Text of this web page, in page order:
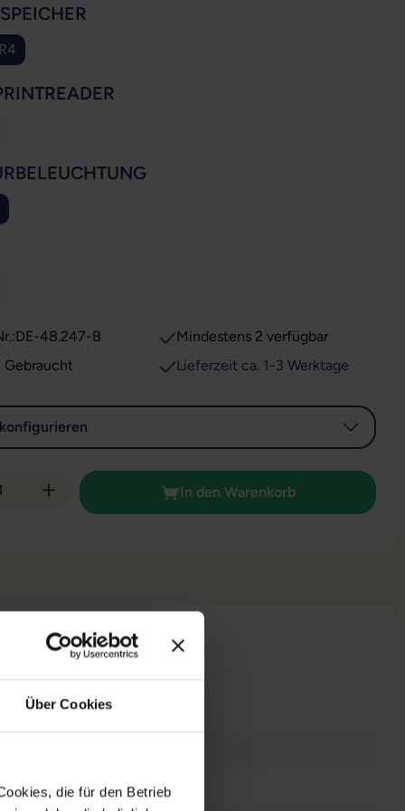
Über Cookies
die für den Betrieb
ist zurzeit nicht verfügbar.)
DE-48.247-B
Gebraucht
Mindestens 2 verfügbar
Lieferzeit ca. 1-3 Werktage
Anzahl: Gib den gewünschten Wert ein
In den Warenkorb